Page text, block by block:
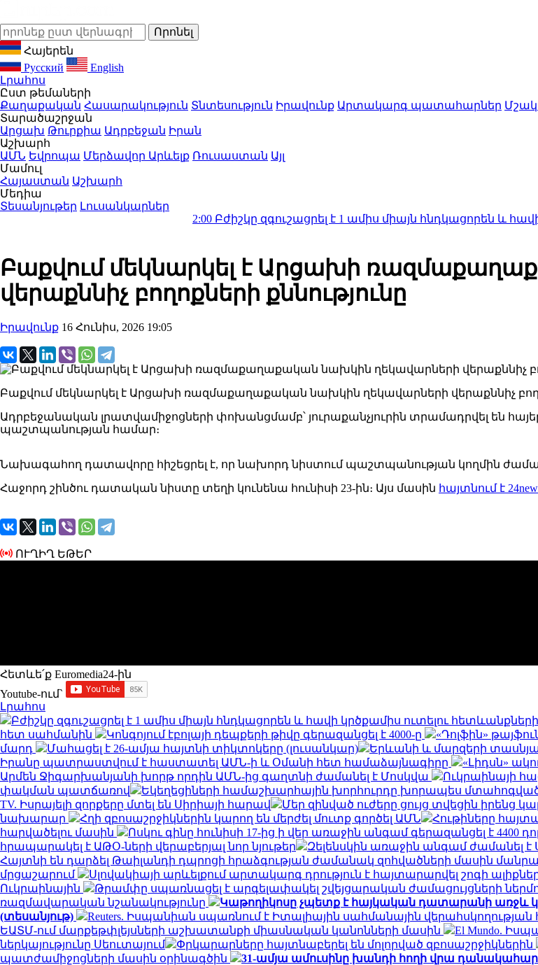
Հայերեն
Русский
English
Լրահոս
Ըստ թեմաների
Քաղաքական Հասարակություն Տնտեսություն Իրավունք Արտակարգ պատահարներ
Տարածաշրջան
Արցախ Թուրքիա Ադրբեջան Իրան
Աշխարհ
ԱՄՆ Եվրոպա Մերձավոր Արևելք Ռուսաստան Այլ
Մամուլ
Հայաստան Աշխարհ
Մեդիա
Տեսանյութեր Լուսանկարներ
Բժիշկը զգուշացրել է 1 ամիս միայն հնդկացորեն և հավի
Բաքվում մեկնարկել է Արցախի
վերաքննիչ բողոքների քննությունը
Իրավունք 16 Հունիս, 2026 19:05
Բաքվում մեկնարկել է Արցախի ռազմաքաղաքական նախկին ղեկավարների վերաքննիչ
Ադրբեջանական լրատվամիջոցների փոխանցմամբ՝ յուրաքանչյուրին տրամադրվել են
պաշտպանության համար։
Նախագահող դատավորը հիշեցրել է, որ նախորդ նիստում պաշտպանության կողմին
Հաջորդ շինծու դատական նիստը տեղի կունենա հունիսի 23-ին։ Այս մասին հայտնում է
ՈՒՂԻՂ ԵԹԵՐ
Հետևե՛ք Euromedia24-ին
Youtube-ում`
Լրահոս
Բժիշկը զգուշացրել է 1 ամիս միայն հնդկացորեն և հավի կրծքամիս ուտելու
հետ սահմանին
Կոնգոյում էբոլայի դեպքերի թիվը գերազանցել է 4000-ը
«Դոլֆին»
մարդ
Մահացել է 26-ամյա հայտնի տիկտոկերը (լուսանկար)
Երևանի և մարզերի տասնյակ
Իրանը պատրաստվում է հաստատել ԱՄՆ-ի և Օմանի հետ համաձայնագիրը
«Լիդսն»
Արմեն Ջիգարխանյանի խորթ որդին ԱՄՆ-ից գաղտնի ժամանել է Մոսկվա
Ուկրաինայի
փակման պատճառով
Եկեղեցիների համաշխարհային խորհուրդը խորապես
TV. Իսրայելի զորքերը մտել են Սիրիայի հարավ
Մեր զինված ուժերը ցույց տվեցին իրենց
նախարար
Հղի զբոսաշրջիկներին կարող են մերժել մուտք գործել ԱՄՆ
Հութիները
հարվածելու մասին
Ոսկու գինը հունիսի 17-ից ի վեր առաջին անգամ գերազանցել է 4400
հրապարակել է ԱԹՕ-ների վերաբերյալ նոր նյութեր
Զելենսկին առաջին անգամ ժամանել է
Հայտնի են դարձել Թաիլանդի դպրոցի հրաձգության ժամանակ զոհվածների մասին
մրցաշարում
Սլովակիայի արևելքում արտակարգ դրություն է հայտարարվել շոգի
Ուկրաինային
Թրամփը սպառնացել է արգելափակել շվեյցարական ժամացույցների
ռազմավարական նշանակությունը
Կաթողիկոսը չպետք է հայկական դատարանի առջև
(տեսանյութ)
Reuters. Իսպանիան սպառնում է Իտալիային սահմանային
ԵԱՏՄ-ում մարքեթփլեյսների աշխատանքի միասնական կանոնների մասին
El Mundo.
ներկայությունը Սեուտայում
Փրկարարները հայտնաբերել են մոլորված զբոսաշրջիկներին
պատժամիջոցների մասին օրինագծին
31-ամյա ամուսինը խանդի հողի վրա